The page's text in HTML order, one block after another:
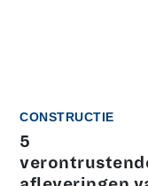
CONSTRUCTIE
5